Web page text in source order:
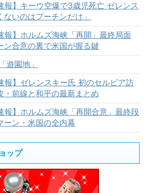
報】キーウ空爆で3歳児死亡 ゼレンス
いのはプーチンだけ」
報】ホルムズ海峡「再開」最終局面
合意の裏で米国が握る鍵
遊園地」
報】ゼレンスキー氏 初のセルビア訪
・前線と和平の最新まとめ
報】ホルムズ海峡「再開合意」最終段
ーン・米国の全内幕
ップ